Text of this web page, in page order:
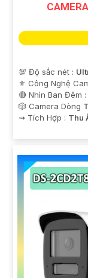
💯 Độ sắc nét :
⚜️ Công Nghệ
🔴 Nhìn Ban Đêm :
🎲 Camera Dòng
️⇝ Tích Hợp : Thu